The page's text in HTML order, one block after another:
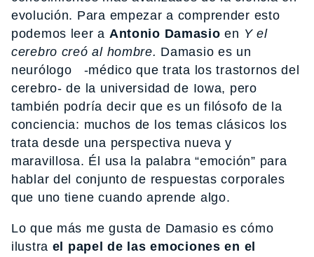
evolución. Para empezar a comprender esto
podemos leer a Antonio Damasio en Y el
cerebro creó al hombre. Damasio es un
neurólogo -médico que trata los trastornos del
cerebro- de la universidad de Iowa, pero
también podría decir que es un filósofo de la
conciencia: muchos de los temas clásicos los
trata desde una perspectiva nueva y
maravillosa. Él usa la palabra “emoción” para
hablar del conjunto de respuestas corporales
que uno tiene cuando aprende algo.
Lo que más me gusta de Damasio es cómo
ilustra el papel de las emociones en el